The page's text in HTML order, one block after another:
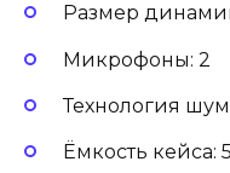
Размер
Микрофоны: 2
Технология
Ёмкость кейса: